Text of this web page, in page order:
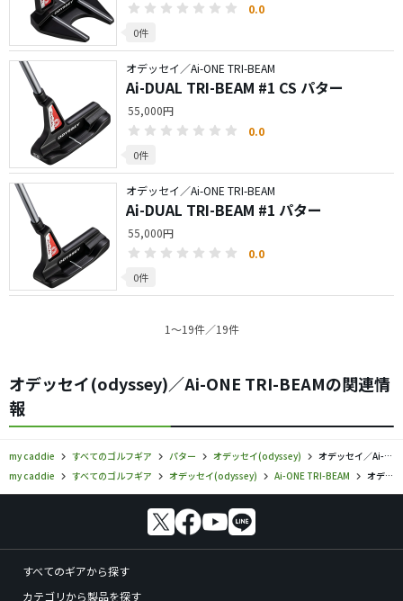
0.0
0件
オデッセイ／Ai-ONE TRI-BEAM
Ai-DUAL TRI-BEAM #1 CS パター
55,000円
0.0
0件
オデッセイ／Ai-ONE TRI-BEAM
Ai-DUAL TRI-BEAM #1 パター
55,000円
0.0
0件
1〜19件／19件
オデッセイ(odyssey)／Ai-ONE TRI-BEAMの関連情
報
my caddie すべてのゴルフギア パター オデッセイ(odyssey)
オデッセイ／Ai-ONE TRI-BEAM／パターの口コミ評価
my caddie
すべてのゴルフギア オデッセイ(odyssey) Ai-ONE TRI-BEAM オデッセイ／Ai-ONE TRI-BEAM／パターの口コミ評価
すべてのギアから探す
カテゴリから製品を探す